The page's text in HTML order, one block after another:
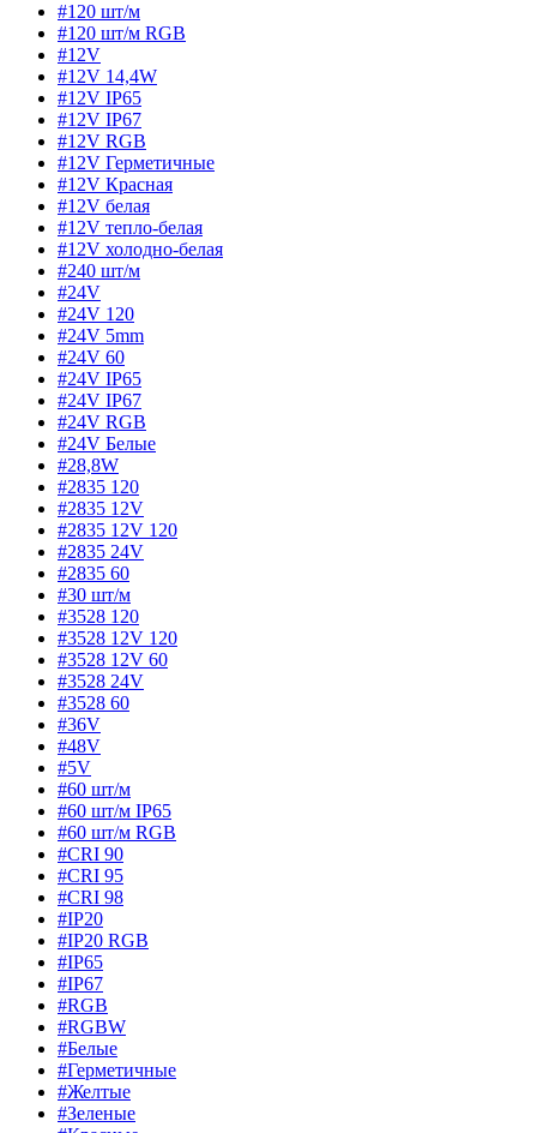
#120 шт/м
#120 шт/м RGB
#12V
#12V 14,4W
#12V IP65
#12V IP67
#12V RGB
#12V Герметичные
#12V Красная
#12V белая
#12V тепло-белая
#12V холодно-белая
#240 шт/м
#24V
#24V 120
#24V 5mm
#24V 60
#24V IP65
#24V IP67
#24V RGB
#24V Белые
#28,8W
#2835 120
#2835 12V
#2835 12V 120
#2835 24V
#2835 60
#30 шт/м
#3528 120
#3528 12V 120
#3528 12V 60
#3528 24V
#3528 60
#36V
#48V
#5V
#60 шт/м
#60 шт/м IP65
#60 шт/м RGB
#CRI 90
#CRI 95
#CRI 98
#IP20
#IP20 RGB
#IP65
#IP67
#RGB
#RGBW
#Белые
#Герметичные
#Желтые
#Зеленые